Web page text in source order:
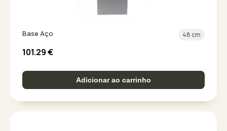
Base Aço 48 cm
101.29€
Adicionar ao carrinho